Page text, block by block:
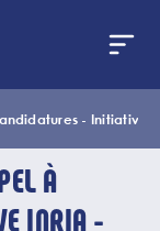
- Initiative
À
INRIA -